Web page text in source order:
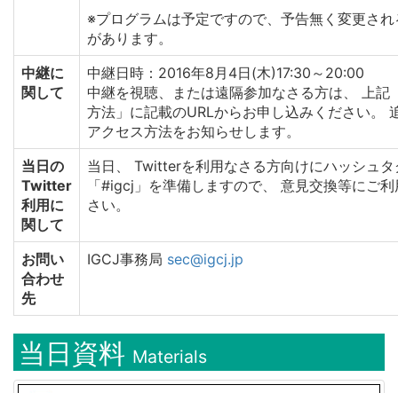
※プログラムは予定ですので、予告無く変更さ
があります。
中継に
関して
中継日時：2016年8月4日(木)17:30～20:00
中継を視聴、または遠隔参加なさる方は、 上記
方法」に記載のURLからお申し込みください。
アクセス方法をお知らせします。
当日の
Twitter
利用に
関して
当日、 Twitterを利用なさる方向けにハッシュタ
「#igcj」を準備しますので、 意見交換等にご
さい。
お問い
合わせ
先
IGCJ事務局 sec@igcj.jp
当日資料 Materials